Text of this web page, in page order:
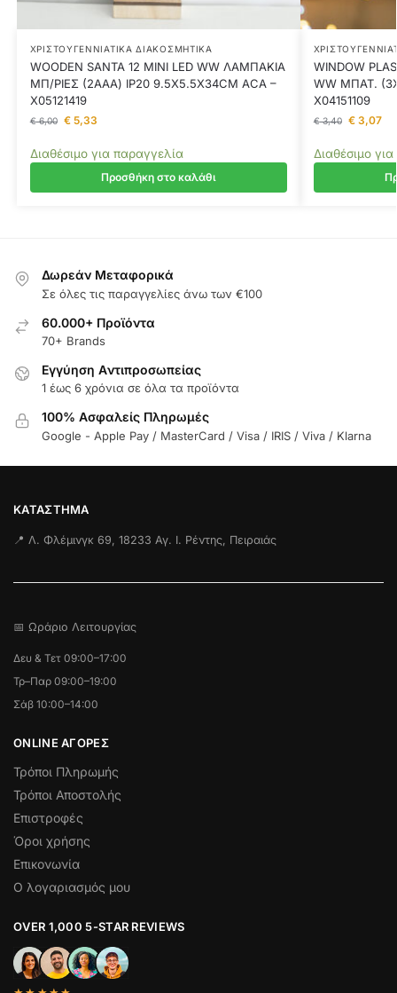
ΧΡΙΣΤΟΥΓΕΝΝΙΆΤΙΚΑ ΔΙΑΚΟΣΜΗΤΙΚΆ
WOODEN SANTA 12 MINI LED WW ΛΑΜΠΑΚΙΑ
ΜΠ/ΡΙΕΣ (2AAA) IP20 9.5X5.5X34CM ACA –
X05121419
€6,00 €5,33
Διαθέσιμο για παραγγελία
Προσθήκη στο καλάθι
WINDOW
WW ΜΠΑΤ.
X04151109
€3,40 €3,07
Διαθέσιμο
Δωρεάν Μεταφορικά
Σε όλες τις παραγγελίες άνω των €100
60.000+ Προϊόντα
70+ Brands
Εγγύηση Aντιπροσωπείας
1 έως 6 χρόνια σε όλα τα προϊόντα
100% Ασφαλείς Πληρωμές
Google - Apple Pay / MasterCard / Visa / IRIS / Viva / Klarna
ΚΑΤΆΣΤΗΜΑ
📍 Λ. Φλέμινγκ 69, 18233 Αγ. Ι. Ρέντης, Πειραιάς
📅 Ωράριο Λειτουργίας
Δευ & Τετ 09:00–17:00
Τρ–Παρ 09:00–19:00
Σάβ 10:00–14:00
ONLINE ΑΓΟΡΕΣ
Τρόποι Πληρωμής
Τρόποι Αποστολής
Επιστροφές
Όροι χρήσης
Επικονωνία
Ο λογαριασμός μου
OVER 1,000 5-STAR REVIEWS